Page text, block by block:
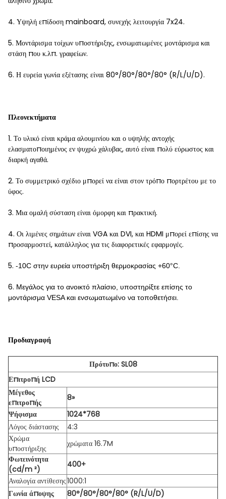
4. Υψηλή επίδοση mainboard, συνεχής λειτουργία 7x24.
5. Μοντάρισμα τοίχων υποστήριξης, ενσωματωμένες μοντάρισμα και
στάση που κ.λπ. γραφείων.
6. Η ευρεία γωνία εξέτασης είναι 80°/80°/80°/80° (R/L/U/D).
Πλεονεκτήματα
1. Το υλικό είναι κράμα αλουμινίου και ο υψηλής αντοχής
ελασματοποιημένος εν ψυχρώ χάλυβας, αυτό είναι πολύ εύρωστος και
διαρκή αγαθά.
2. Το συμμετρικό σχέδιο μπορεί να είναι στον τρόπο πορτρέτου με το
ύφος.
3. Μια ομαλή σύσταση είναι όμορφη και πρακτική.
4. Οι λιμένες σημάτων είναι VGA και DVI, και HDMI μπορεί επίσης να
προσαρμοστεί, κατάλληλος για τις διαφορετικές εφαρμογές.
5. -10C στην ευρεία υποστήριξη θερμοκρασίας +60°C.
6. Μεγάλος για το ανοικτό πλαίσιο, υποστηρίξτε επίσης το
μοντάρισμα VESA και ενσωματωμένο να τοποθετήσει.
Προδιαγραφή
Πρότυπο: SL08
Επιτροπή LCD
Μέγεθος
επιτροπής
8»
Ψήφισμα
1024*768
Λόγος διάστασης
4:3
Χρώμα
υποστήριξης
χρώματα 16.7M
Φωτεινότητα
(cd/m ²)
400+
Αναλογία αντίθεσης1000:1
Γωνία άποψης
80°/80°/80°/80° (R/L/U/D)